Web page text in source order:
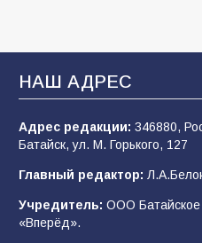
образовательного
106 05.08.2026
«Мобилизация или
2026 года
101 03.08.2026
НАШ АДРЕС
Адрес редакции: 346880,
Батайск, ул. М. Горького, 127
Главный редактор:
Учредитель: ООО Батайское
«Вперёд».